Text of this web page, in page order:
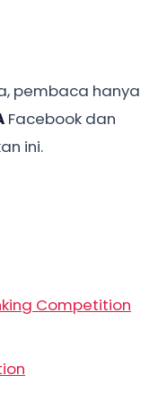
pembaca hanya
Facebook dan
ini.
Competition